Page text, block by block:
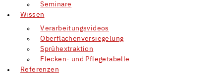
Seminare
Wissen
Verarbeitungsvideos
Oberflächenversiegelung
Sprühextraktion
Flecken- und Pflegetabelle
Referenzen